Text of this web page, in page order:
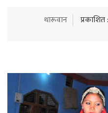
थारूवान